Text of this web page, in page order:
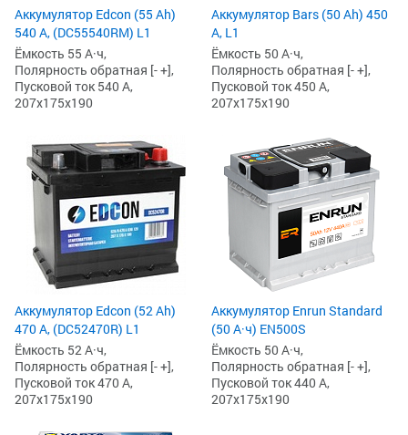
Аккумулятор Edcon (55 Ah)
540 А, (DC55540RM) L1
Ёмкость 55 А·ч,
Полярность обратная [- +],
Пусковой ток 540 А,
207x175x190
Аккумулятор Bars (50 Ah) 450
А, L1
Ёмкость 50 А·ч,
Полярность обратная [- +],
Пусковой ток 450 А,
207x175x190
Аккумулятор Edcon (52 Ah)
470 А, (DC52470R) L1
Ёмкость 52 А·ч,
Полярность обратная [- +],
Пусковой ток 470 А,
207x175x190
Аккумулятор Enrun Standard
(50 А·ч) EN500S
Ёмкость 50 А·ч,
Полярность обратная [- +],
Пусковой ток 440 А,
207x175x190